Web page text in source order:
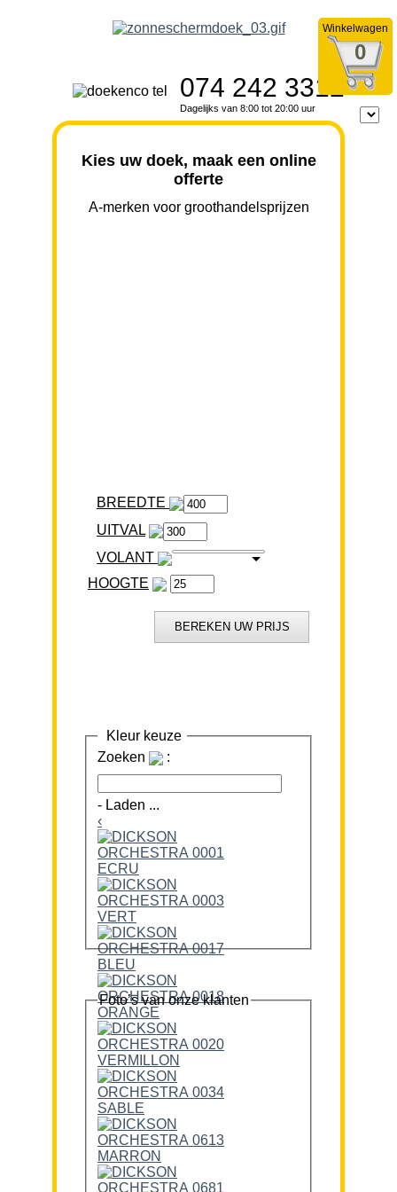
Winkelwagen
0
074 242 3312
Dagelijks van 8:00 tot 20:00 uur
Kies uw doek, maak een online
offerte
A-merken voor groothandelsprijzen
BREEDTE
VOLANT
HOOGTE
Kleur keuze
Zoeken
:
- Laden ...
‹
Foto’s van onze klanten